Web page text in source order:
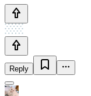
Reply